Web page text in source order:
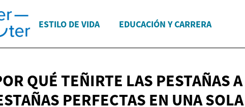
ESTILO DE VIDA EDUCACIÓN Y CARRERA
QUÉ TEÑIRTE LAS PESTAÑAS
PERFECTAS EN UNA